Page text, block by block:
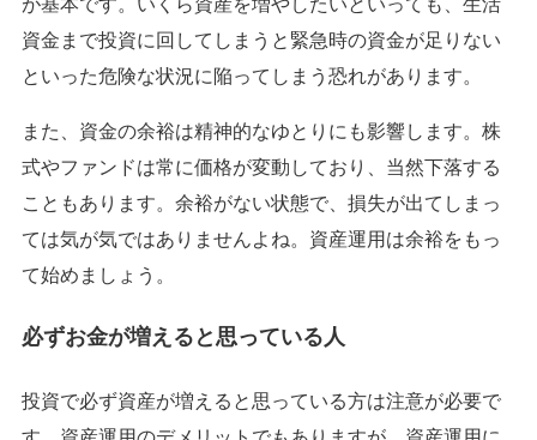
資金まで投資に回してしまうと緊急時の資金が足りない
といった危険な状況に陥ってしまう恐れがあります。
また、資金の余裕は精神的なゆとりにも影響します。株
式やファンドは常に価格が変動しており、当然下落する
こともあります。余裕がない状態で、損失が出てしまっ
ては気が気ではありませんよね。資産運用は余裕をもっ
て始めましょう。
必ずお金が増えると思っている人
投資で必ず資産が増えると思っている方は注意が必要で